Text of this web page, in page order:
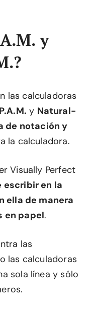
y
las calculadoras
y Natural-
de notación y
la calculadora.
Visually Perfect
escribir en la
ella de manera
en papel.
las
las calculadoras
sola línea y sólo